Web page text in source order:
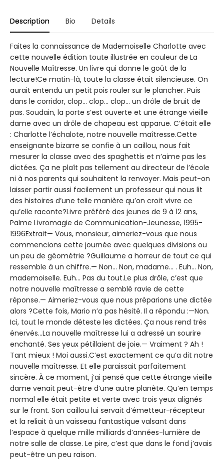
Description Bio Details
Faites la connaissance de Mademoiselle Charlotte avec
cette nouvelle édition toute illustrée en couleur de La
Nouvelle Maîtresse. Un livre qui donne le goût de la
lecture!Ce matin-là, toute la classe était silencieuse. On
aurait entendu un petit pois rouler sur le plancher. Puis
dans le corridor, clop… clop… clop… un drôle de bruit de
pas. Soudain, la porte s’est ouverte et une étrange vieille
dame avec un drôle de chapeau est apparue. C’était elle
: Charlotte l’échalote, notre nouvelle maîtresse.Cette
enseignante bizarre se confie à un caillou, nous fait
mesurer la classe avec des spaghettis et n’aime pas les
dictées. Ça ne plaît pas tellement au directeur de l’école
ni à nos parents qui souhaitent la renvoyer. Mais peut-on
laisser partir aussi facilement un professeur qui nous lit
des histoires d’une telle manière qu’on croit vivre ce
qu’elle raconte?Livre préféré des jeunes de 9 à 12 ans,
Palme Livromagie de Communication-Jeunesse, 1995-
1996Extrait— Vous, monsieur, aimeriez-vous que nous
commencions cette journée avec quelques divisions ou
un peu de géométrie ?Guillaume a horreur de tout ce qui
ressemble à un chiffre.— Non… Non, madame… . Euh… Non,
mademoiselle. Euh… Pas du tout.Le plus drôle, c’est que
notre nouvelle maîtresse a semblé ravie de cette
réponse.— Aimeriez-vous que nous préparions une dictée
alors ?Cette fois, Mario n’a pas hésité. Il a répondu :—Non.
Ici, tout le monde déteste les dictées. Ça nous rend très
énervés…La nouvelle maîtresse lui a adressé un sourire
enchanté. Ses yeux pétillaient de joie.— Vraiment ? Ah !
Tant mieux ! Moi aussi.C’est exactement ce qu’a dit notre
nouvelle maîtresse. Et elle paraissait parfaitement
sincère. À ce moment, j’ai pensé que cette étrange vieille
dame venait peut-être d’une autre planète. Qu’en temps
normal elle était petite et verte avec trois yeux alignés
sur le front. Son caillou lui servait d’émetteur-récepteur
et la reliait à un vaisseau fantastique valsant dans
l’espace à quelque mille milliards d’années-lumière de
notre salle de classe. Le pire, c’est que dans le fond j’avais
peut-être un peu raison.